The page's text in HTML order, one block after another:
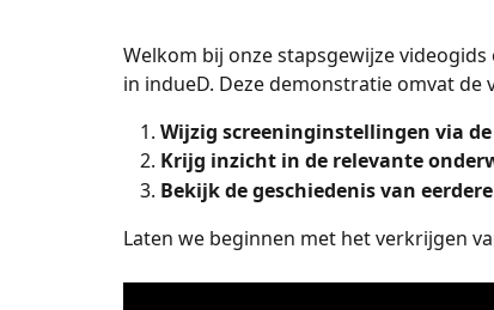
Welkom bij onze stapsgewijze
in indueD. Deze demonstratie omvat de
Wijzig screeninginstellingen via
Krijg inzicht in de relevante
Bekijk de geschiedenis van
Laten we beginnen met het verkrijgen